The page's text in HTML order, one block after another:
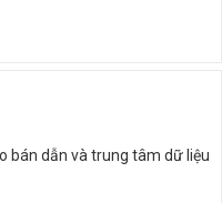
bán dẫn và trung tâm dữ liệu